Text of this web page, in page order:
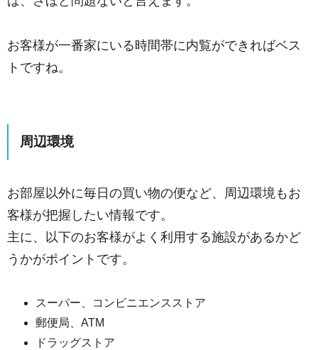
お客様が一番家にいる時間帯に内覧ができればベス
トですね。
周辺環境
お部屋以外に毎日の買い物の便など、周辺環境もお
客様が把握したい情報です。
主に、以下のお客様がよく利用する施設があるかど
うかがポイントです。
スーパー、コンビニエンスストア
郵便局、ATM
ドラッグストア